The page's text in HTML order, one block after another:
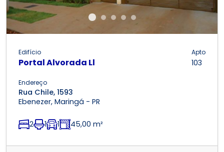
Edifício
Portal Alvorada Ll
Apto
103
Endereço
Rua Chile, 1593
Ebenezer, Maringá - PR
2 1 1 45,00 m²